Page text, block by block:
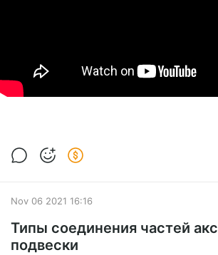
Nov 06 2021 16:16
Типы соединения частей
подвески